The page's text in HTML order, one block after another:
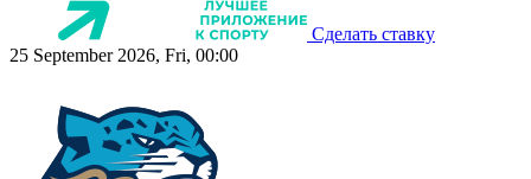
Сделать ставку
25 September 2026, Fri, 00:00